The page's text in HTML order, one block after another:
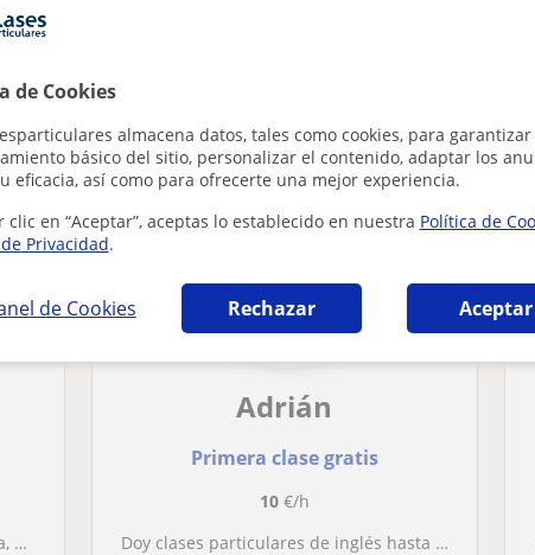
de Cookies
almacena datos, tales como cookies, para garantizar
básico del sitio, personalizar el contenido, adaptar los
eficacia, así como para ofrecerte una mejor experiencia.
clic en “Aceptar”, aceptas lo establecido en nuestra Política de
Privacidad.
de Cookies Rechazar Aceptar
Certificate in English en Madrid que
Adrián
Primera clase gratis
10€/h
Doy clases particulares de inglés hasta nivel B2